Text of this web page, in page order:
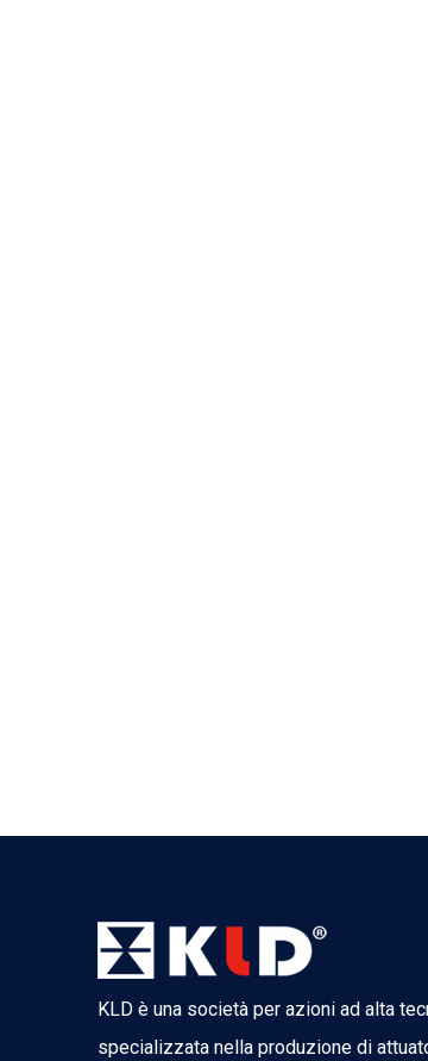
KLD è una società per azioni ad alta
specializzata nella produzione di